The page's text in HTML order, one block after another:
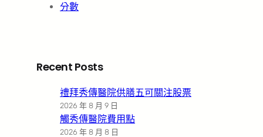
分數
Recent Posts
禮拜秀傳醫院供膳五可關注股票
2026 年 8 月 9 日
觸秀傳醫院費用點
2026 年 8 月 8 日